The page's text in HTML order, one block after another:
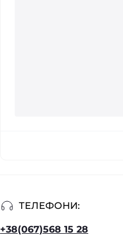
ТЕЛЕФОНИ:
+38(067)568 15 28